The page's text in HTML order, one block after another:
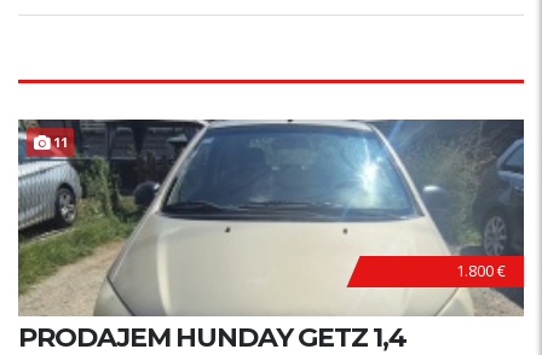
11
1.800 €
PRODAJEM HUNDAY GETZ 1,4